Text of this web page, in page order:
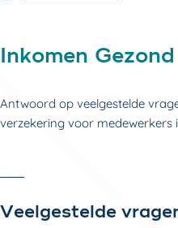
Inkomen
Antwoord op veelgestelde
verzekering voor medewerkers
Veelgestelde